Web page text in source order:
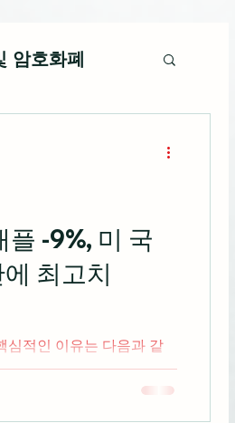
암호화폐
-9%, 미 국
최고치
심적인 이유는 다음과 같
이 기술주 전반에 온기